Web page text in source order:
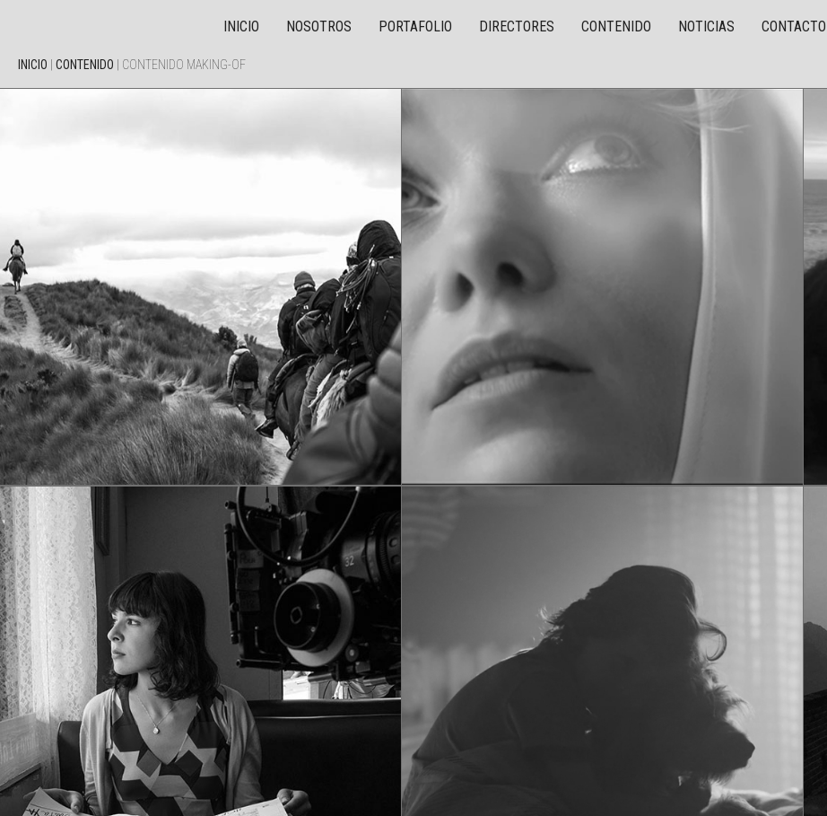
INICIO NOSOTROS PORTAFOLIO DIRECTORES CONTENIDO NOTICIAS CONTACTO
INICIO CONTENIDO CONTENIDO MAKING-OF